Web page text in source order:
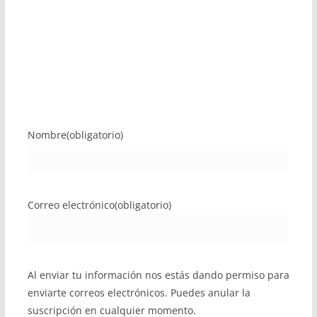
Nombre(obligatorio)
Correo electrónico(obligatorio)
Al enviar tu información nos estás dando permiso para
enviarte correos electrónicos. Puedes anular la
suscripción en cualquier momento.